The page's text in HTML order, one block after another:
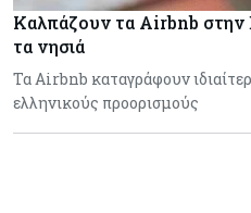
Καλπάζουν τα Airbnb
τα νησιά
Τα Airbnb καταγράφουν
ελληνικούς προορισμούς